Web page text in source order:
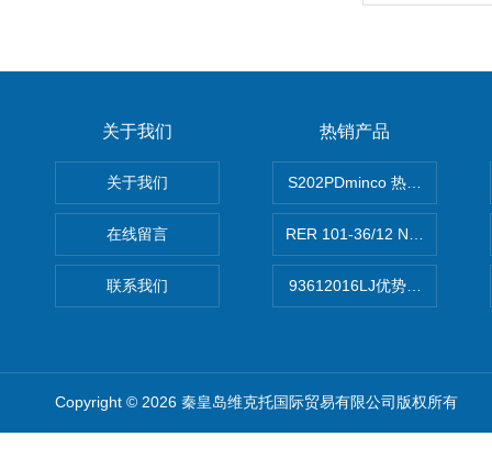
关于我们
关于我们
在线留言
联系我们
热销产品
S202PDminco 热电阻
RER 101-36/12 NHH离心
93612016LJ优势供应美国
Copyright © 2026 秦皇岛维克托国际贸易有限公司版权所有